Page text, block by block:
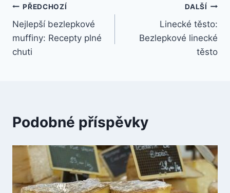
Navigace
pro
příspěvek
PŘEDCHOZÍ
Nejlepší bezlepkové
muffiny: Recepty plné
chuti
DALŠÍ
Linecké těsto:
Bezlepkové linecké
těsto
Podobné příspěvky